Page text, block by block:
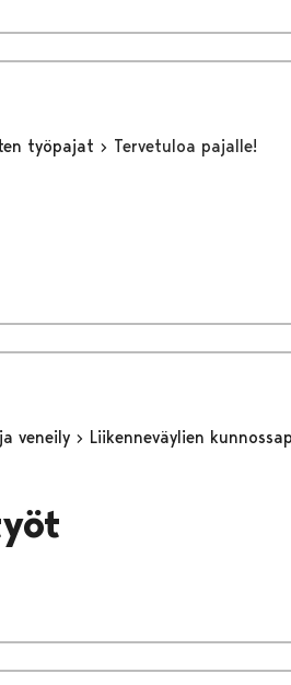
työpajat Tervetuloa pajalle!
veneily
Liikenneväylien